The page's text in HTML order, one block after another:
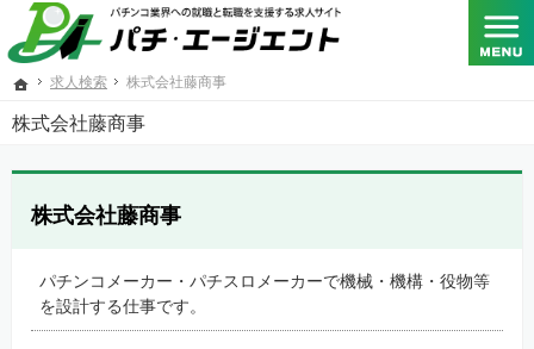
ホーム
求人検索 株式会社藤商事
株式会社藤商事
SANKYO･フィールズ･京楽産業.･大一商会･ニューギン･藤商事が共同出資する総合人材サービス
パチンコメーカー、パチスロメーカーをはじめとするパチンコ業界への転職と就職を支援する求人
株式会社藤商事
パチンコメーカー・パチスロメーカーで機械・機構・役物等
を設計する仕事です。